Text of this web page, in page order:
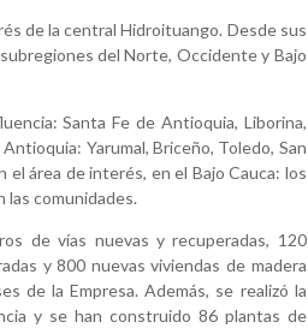
de la central Hidroituango. Desde sus
del Norte, Occidente y Bajo
Santa Fe de Antioquia, Liborina,
Yarumal, Briceño, Toledo, San
área de interés, en el Bajo Cauca: los
las comunidades.
de vías nuevas y recuperadas, 120
y 800 nuevas viviendas de madera
de la Empresa. Además, se realizó la
y se han construido 86 plantas de